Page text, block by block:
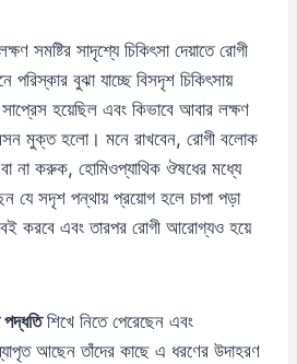
সমষ্টির সাদৃশ্যে চিকিৎসা দেয়াতে রোগী
বুঝা যাচ্ছে বিসদৃশ চিকিৎসায়
সাপ্রেস হয়েছিল এবং কিভাবে আবার লক্ষণ
মুক্ত হলো। মনে রাখবেন, রোগী বলোক
না করুক, হোমিওপ্যাথিক ঔষধের মধ্যে
যে সদৃশ পন্থায় প্রয়োগ হলে চাপা পড়া
করবে এবং তারপর রোগী আরোগ্যও হয়ে
পদ্ধতিশিখে নিতে পেরেছেন এবং
ব্যাপৃত আছেন তাঁদের কাছে এ ধরণের উদাহরণ